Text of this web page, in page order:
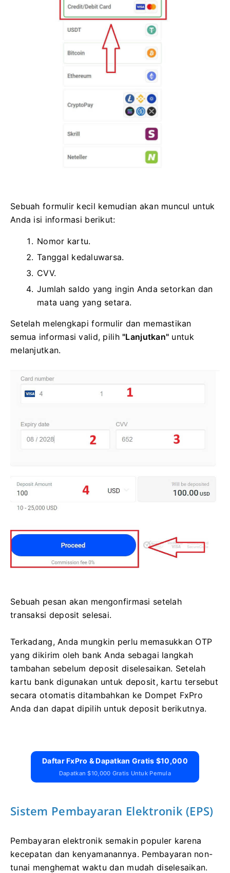
Sebuah formulir kecil kemudian akan muncul untuk
Anda isi informasi berikut:
Nomor kartu.
Tanggal kedaluwarsa.
CVV.
Jumlah saldo yang ingin Anda setorkan dan
mata uang yang setara.
Setelah melengkapi formulir dan memastikan
semua informasi valid, pilih "Lanjutkan" untuk
melanjutkan.
Sebuah pesan akan mengonfirmasi setelah
transaksi deposit selesai.
Terkadang, Anda mungkin perlu memasukkan OTP
yang dikirim oleh bank Anda sebagai langkah
tambahan sebelum deposit diselesaikan. Setelah
kartu bank digunakan untuk deposit, kartu tersebut
secara otomatis ditambahkan ke Dompet FxPro
Anda dan dapat dipilih untuk deposit berikutnya.
Daftar FxPro & Dapatkan Gratis $10,000
Dapatkan $10,000 Gratis Untuk Pemula
Sistem Pembayaran Elektronik (EPS)
Pembayaran elektronik semakin populer karena
kecepatan dan kenyamanannya. Pembayaran non-
tunai menghemat waktu dan mudah diselesaikan.